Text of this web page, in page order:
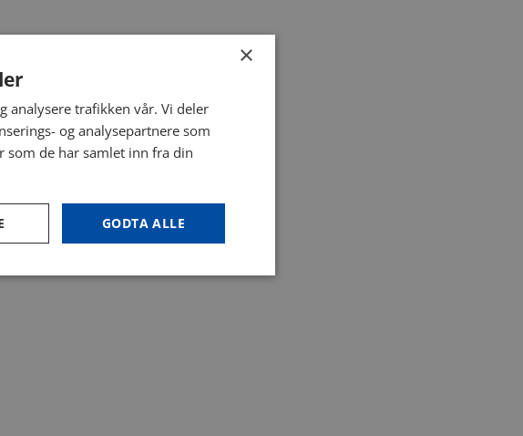
×
analysere trafikken vår. Vi deler
og analysepartnere som
som de har samlet inn fra din
GODTA ALLE